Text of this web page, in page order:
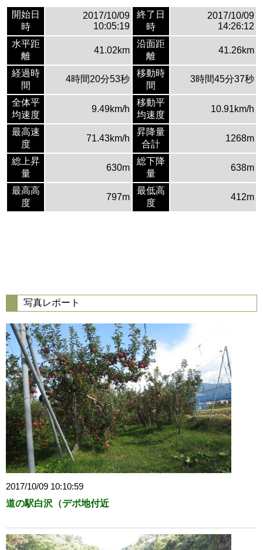
開始日
時
2017/10/09
10:05:19
終了日
時
2017/10/09
14:26:12
水平距
離
41.02km
沿面距
離
41.26km
経過時
間
4時間20分53秒
移動時
間
3時間45分37秒
全体平
均速度
9.49km/h
移動平
均速度
10.91km/h
最高速
度
71.43km/h
昇降量
合計
1268m
総上昇
量
630m
総下降
量
638m
最高高
度
797m
最低高
度
412m
写真レポート
2017/10/09 10:10:59
道の駅白沢（デポ地付近